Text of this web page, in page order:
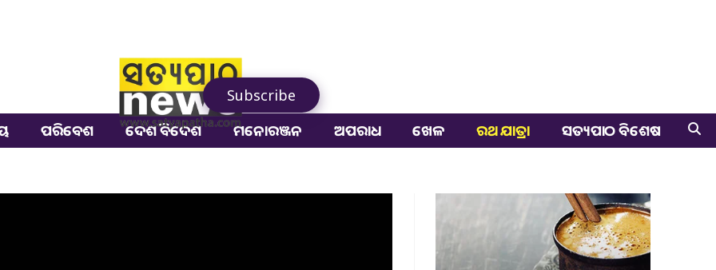
Subscribe
ପରିବେଶ ଦେଶ ବିଦେଶ ମନୋରଞ୍ଜନ ଅପରାଧ ଖେଳ ରଥ ଯାତ୍ରା ସତ୍ୟପାଠ ବିଶେଷ